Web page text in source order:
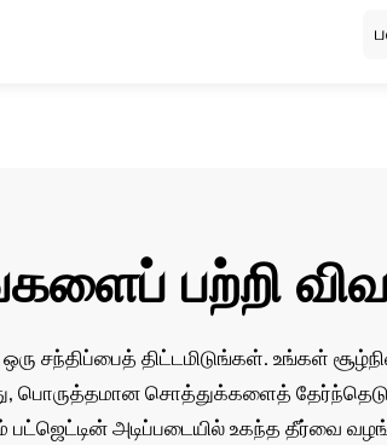
பற்றி
சந்திப்பைத் திட்டமிடுங்கள். உங்கள்
பொருத்தமான சொத்துக்களைத்
பட்ஜெட்டின் அடிப்படையில் உகந்த தீர்வை